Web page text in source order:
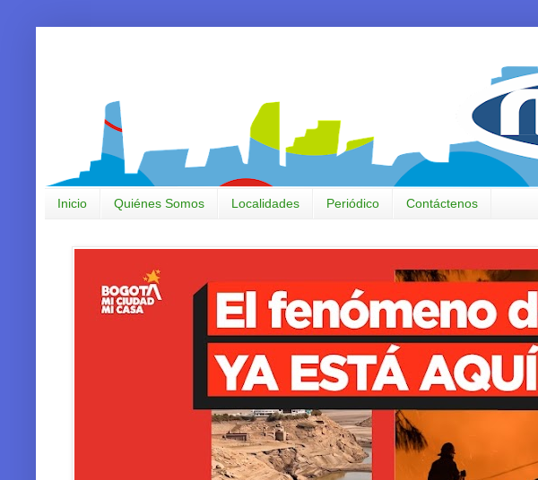
Inicio Quiénes Somos Localidades Periódico Contáctenos